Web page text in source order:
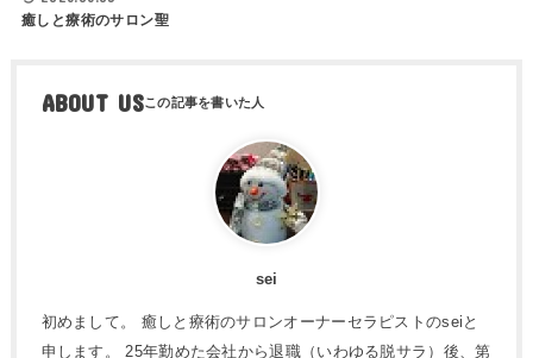
癒しと療術のサロン聖
ABOUT US
sei
初めまして。 癒しと療術のサロンオーナーセラピストのseiと
申します。 25年勤めた会社から退職（いわゆる脱サラ）後、第